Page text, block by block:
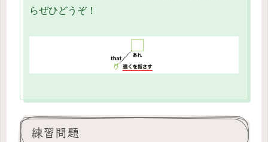
らぜひどうぞ！
練習問題